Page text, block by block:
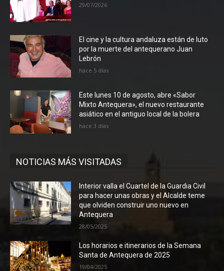
29/07/2026
El cine y la cultura andaluza están de luto
por la muerte del antequerano Juan
Lebrón
hace 5 días
Este lunes 10 de agosto, abre «Sabor
Mixto Antequera», el nuevo restaurante
asiático en el antiguo local de la bolera
hace 3 días
NOTICIAS MÁS VISITADAS
Interior valla el Cuartel de la Guardia Civil
para hacer unas obras y el Alcalde teme
que olviden construir uno nuevo en
Antequera
28/05/2025
Los horarios e itinerarios de la Semana
Santa de Antequera de 2025
19/04/2025